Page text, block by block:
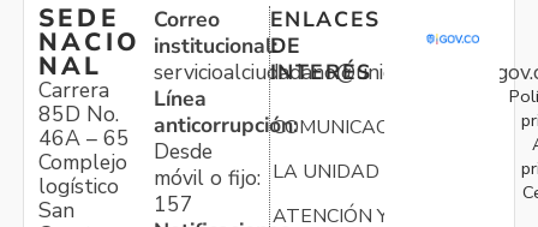
SEDE
NACIO
NAL
Carrera
85D No.
46A – 65
Complejo
logístico
San
Correo
institucional:
Línea
anticorrupción:
Desde
móvil o fijo:
157
ENLACES
DE
INTERÉS
COMUNICACIONES
LA UNIDAD
ATENCIÓN Y